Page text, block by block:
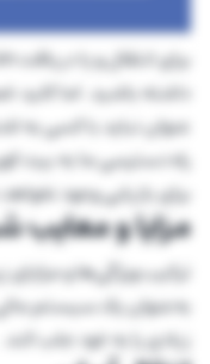
داشته باشید. اما کلید
عنوان نباید با کسی به
راه دسترسی ما به بیت
برای بازیابی وجود
مزایا و
ترکیب ویژگی‌ها و
به‌عنوان یک سیستم مالی
زیادی را به خود جلب کند.